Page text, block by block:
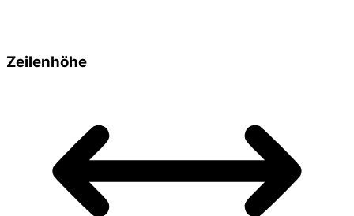
Zeilenhöhe